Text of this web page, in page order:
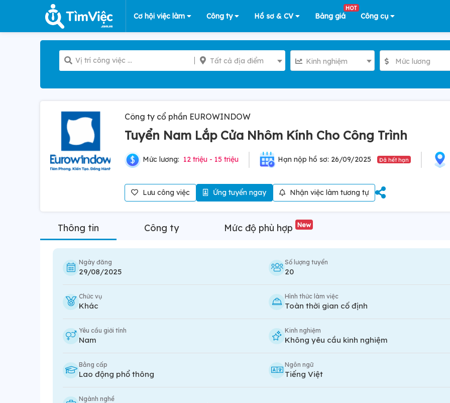
Cơ hội việc làm Công ty Hồ sơ & CV Bảng giá
HOT
Công cụ
Tất cả địa điểm Kinh nghiệm Mức lương
Công ty cổ phần EUROWINDOW
Tuyển Nam Lắp Cửa Nhôm Kính Cho Công Trình
Mức lương: 12 triệu - 15 triệu Hạn nộp hồ sơ: 26/09/2025 Đã hết hạn
Lưu công việc Ứng tuyển ngay Nhận việc làm tương tự
Thông tin Công ty Mức độ phù hợp New
Ngày đăng
29/08/2025
Số lượng tuyển
20
Chức vụ
Khác
Hình thức làm việc
Toàn thời gian cố định
Yêu cầu giới tính
Nam
Kinh nghiệm
Không yêu cầu kinh nghiệm
Bằng cấp
Lao động phổ thông
Ngôn ngữ
Tiếng Việt
Ngành nghề